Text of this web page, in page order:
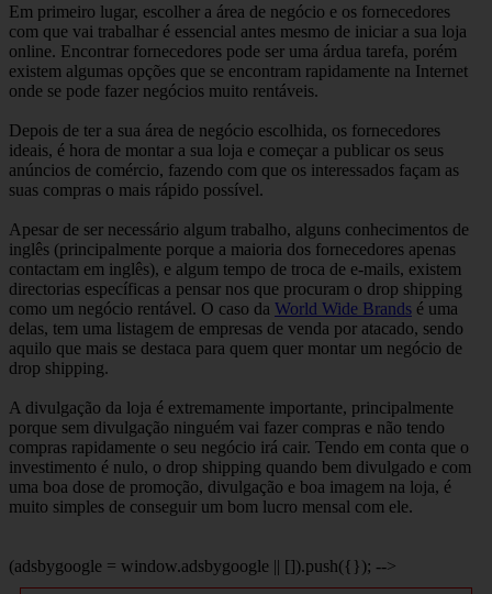
Em primeiro lugar, escolher a área de negócio e os fornecedores
com que vai trabalhar é essencial antes mesmo de iniciar a sua loja
online. Encontrar fornecedores pode ser uma árdua tarefa, porém
existem algumas opções que se encontram rapidamente na Internet
onde se pode fazer negócios muito rentáveis.
Depois de ter a sua área de negócio escolhida, os fornecedores
ideais, é hora de montar a sua loja e começar a publicar os seus
anúncios de comércio, fazendo com que os interessados façam as
suas compras o mais rápido possível.
Apesar de ser necessário algum trabalho, alguns conhecimentos de
inglês (principalmente porque a maioria dos fornecedores apenas
contactam em inglês), e algum tempo de troca de e-mails, existem
directorias específicas a pensar nos que procuram o drop shipping
como um negócio rentável. O caso da World Wide Brands é uma
delas, tem uma listagem de empresas de venda por atacado, sendo
aquilo que mais se destaca para quem quer montar um negócio de
drop shipping.
A divulgação da loja é extremamente importante, principalmente
porque sem divulgação ninguém vai fazer compras e não tendo
compras rapidamente o seu negócio irá cair. Tendo em conta que o
investimento é nulo, o drop shipping quando bem divulgado e com
uma boa dose de promoção, divulgação e boa imagem na loja, é
muito simples de conseguir um bom lucro mensal com ele.
(adsbygoogle = window.adsbygoogle || []).push({}); -->